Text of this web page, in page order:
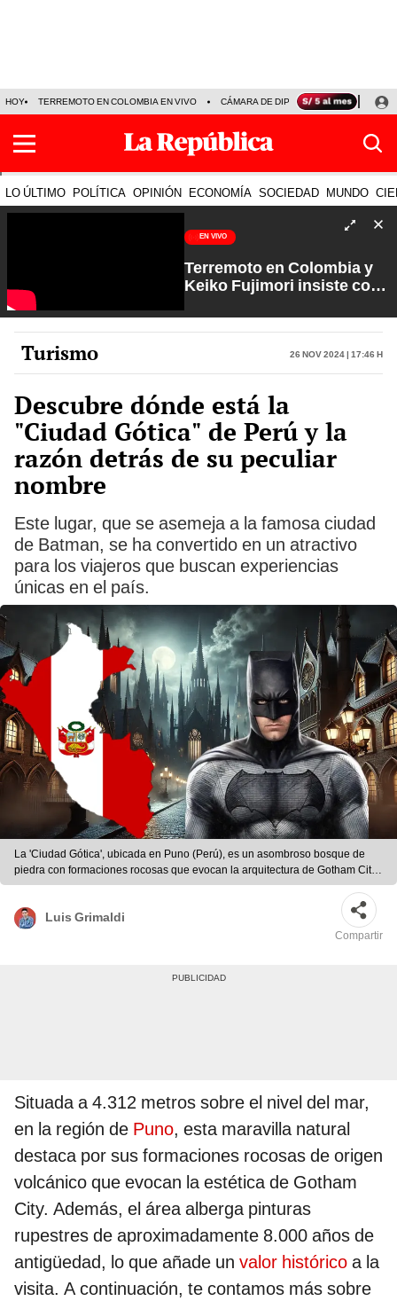
HOY TERREMOTO EN COLOMBIA EN VIVO CÁMARA DE DIPUTADOS PRECIO
LO ÚLTIMO POLÍTICA OPINIÓN ECONOMÍA SOCIEDAD MUNDO
EN VIVO
Terremoto en Colombia y
Keiko Fujimori insiste con
Olvide con Carlos Cornejo
Turismo 26 Nov 2024 | 17:46 h
Descubre dónde está la
"Ciudad Gótica" de Perú y la
razón detrás de su peculiar
nombre
Este lugar, que se asemeja a la famosa ciudad
de Batman, se ha convertido en un atractivo
para los viajeros que buscan experiencias
únicas en el país.
La 'Ciudad Gótica', ubicada en Puno (Perú), es un asombroso bosque de
piedra con formaciones rocosas que evocan la arquitectura de Gotham City,
la famosa ciudad de Batman. Foto: composición LR/chatgpt/Killiparz
Luis Grimaldi
Compartir
Situada a 4.312 metros sobre el nivel del mar,
en la región de Puno, esta maravilla natural
destaca por sus formaciones rocosas de origen
volcánico que evocan la estética de Gotham
City. Además, el área alberga pinturas
rupestres de aproximadamente 8.000 años de
antigüedad, lo que añade un valor histórico a la
visita. A continuación, te contamos más sobre